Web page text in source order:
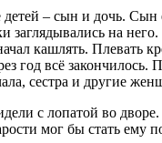
– сын и дочь.
заглядывались на
кашлять. Плевать
год всё закончилось.
сестра и другие
с лопатой во
мог бы стать ему